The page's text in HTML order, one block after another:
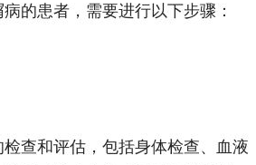
的患者，需要进行以下步骤：
查和评估，包括身体检查、血液